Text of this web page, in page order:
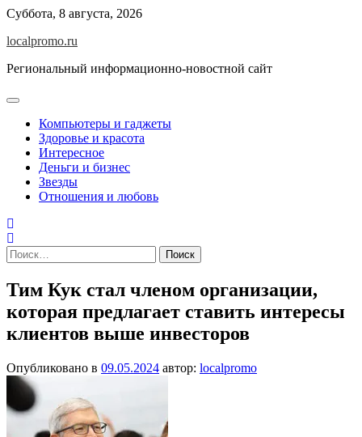
Перейти
содержимому
Суббота, 8 августа, 2026
localpromo.ru
Региональный информационно-новостной сайт
Компьютеры и гаджеты
Здоровье и красота
Интересное
Деньги и бизнес
Звезды
Отношения и любовь
Найти:
Тим Кук стал членом организации,
которая предлагает ставить интересы
клиентов выше инвесторов
Опубликовано в 09.05.2024 автор: localpromo